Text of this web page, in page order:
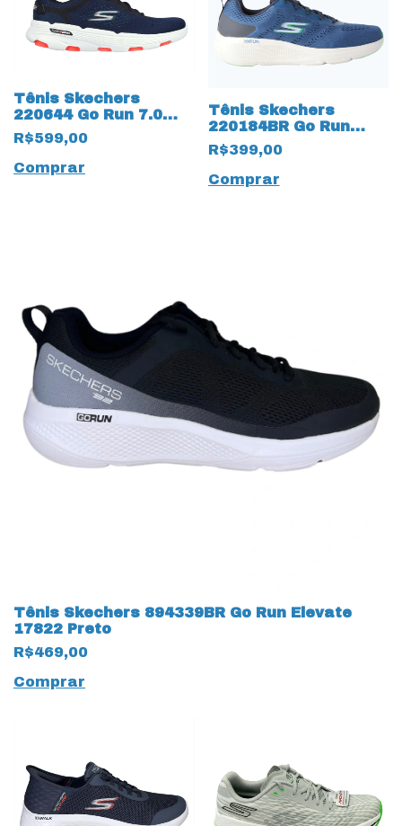
Tênis Skechers
220644 Go Run 7.0
Hyper Pillars 17380
Marinho
R$599,00
Comprar
Tênis Skechers
220184BR Go Run
Elevate 17366 Azul
R$399,00
Comprar
Tênis Skechers 894339BR Go Run Elevate
17822 Preto
R$469,00
Comprar